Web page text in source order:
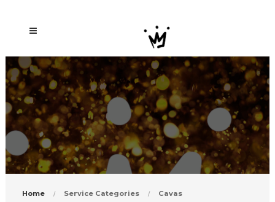
Home Service Categories Cavas